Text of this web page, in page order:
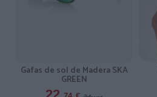
Gafas de sol de Madera SKA
GREEN